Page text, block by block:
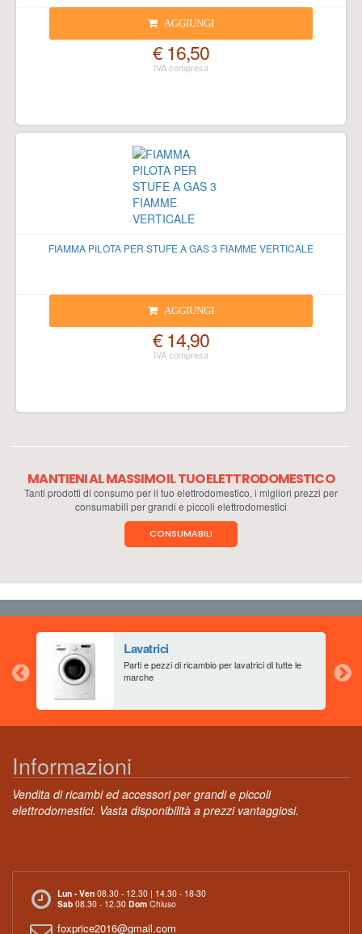
AGGIUNGI
€ 16,50
FIAMMA PILOTA PER STUFE A GAS 3 FIAMME VERTICALE
AGGIUNGI
€ 14,90
MANTIENI AL MASSIMO IL TUO ELETTRODOMESTICO
Tanti prodotti di consumo per il tuo elettrodomestico, i migliori prezzi per
consumabili per grandi e piccoli elettrodomestici
CONSUMABILI
Lavatrici
Parti e pezzi di ricambio per lavatrici di tutte le
marche
Informazioni
Vendita di ricambi ed accessori per grandi e piccoli
elettrodomestici. Vasta disponibilità a prezzi vantaggiosi.
Lun - Ven 08.30 - 12.30 | 14.30 - 18-30
Sab 08.30 - 12.30 Dom Chiuso
foxprice2016@gmail.com